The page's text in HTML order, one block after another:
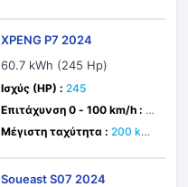
XPENG P7 2024
60.7 kWh (245 Hp)
Ισχύς (HP) : 245
Επιτάχυνση 0 - 100 km/h : 6.
9 δευτ.
Μέγιστη ταχύτητα : 200 km/
Soueast S07 2024